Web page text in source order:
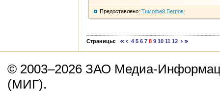
Предоставлено: Тимофей Бегров
Страницы: 4 5 6 7 8 9 10 11 12
© 2003–2026 ЗАО Медиа-
(МИГ).